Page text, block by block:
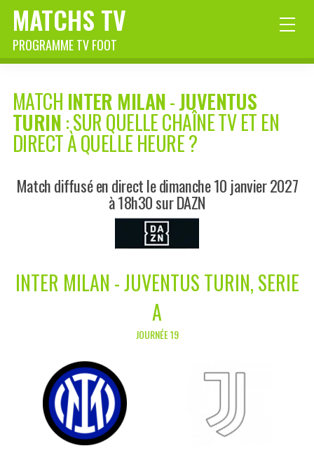
MATCHS TV
PROGRAMME TV FOOT
MATCH INTER MILAN-JUVENTUS
TURIN: SUR QUELLE CHAÎNE TV ET EN
DIRECT À QUELLE HEURE ?
Match diffusé en direct le dimanche 10 janvier 2027
à 18h30 sur DAZN
INTER MILAN - JUVENTUS TURIN, SERIE
A
JOURNÉE 19